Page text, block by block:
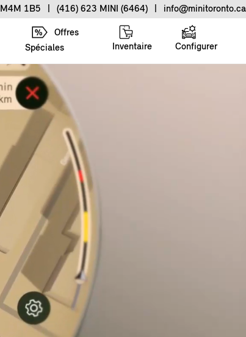
1B5 (416) 623 MINI (6464) info@minitoronto.ca
Offres
Spéciales
Inventaire Configurer